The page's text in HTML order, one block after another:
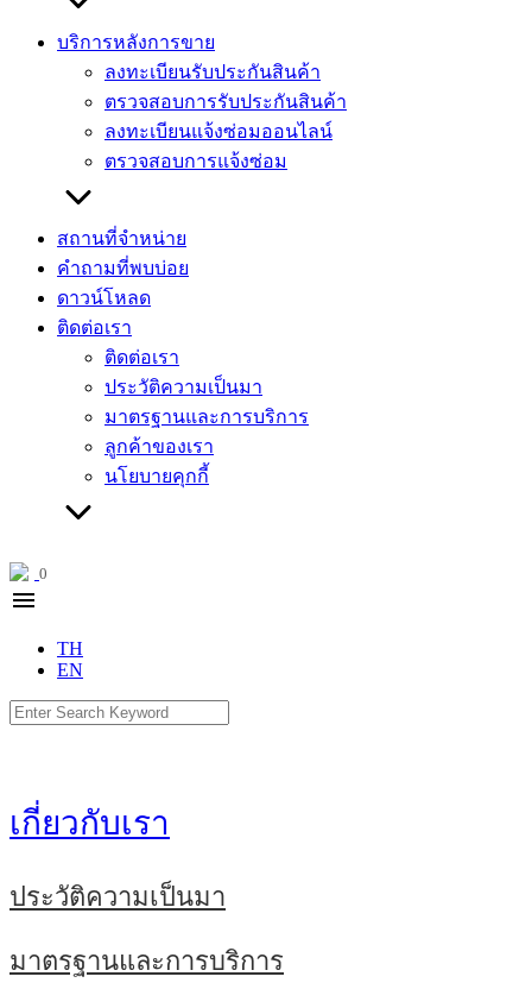
บริการหลังการขาย
ลงทะเบียนรับประกันสินค้า
ตรวจสอบการรับประกันสินค้า
ลงทะเบียนแจ้งซ่อมออนไลน์
ตรวจสอบการแจ้งซ่อม
สถานที่จำหน่าย
คำถามที่พบบ่อย
ดาวน์โหลด
ติดต่อเรา
ติดต่อเรา
ประวัติความเป็นมา
มาตรฐานและการบริการ
ลูกค้าของเรา
นโยบายคุกกี้
0
menu
TH
EN
Search
for:
เกี่ยวกับเรา
ประวัติความเป็นมา
มาตรฐานและการบริการ